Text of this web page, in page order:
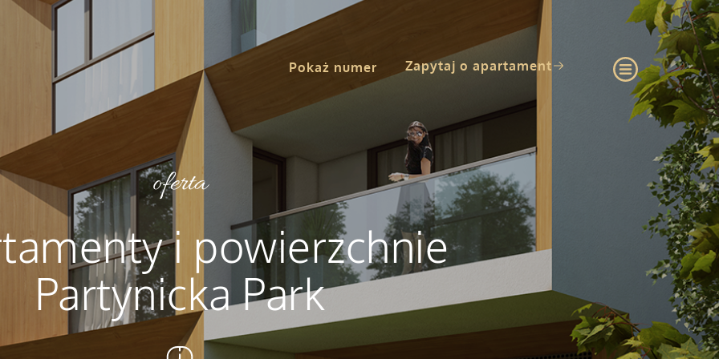
Pokaż numer Zapytaj o apartament
oferta
i powierzchnie
Partynicka Park